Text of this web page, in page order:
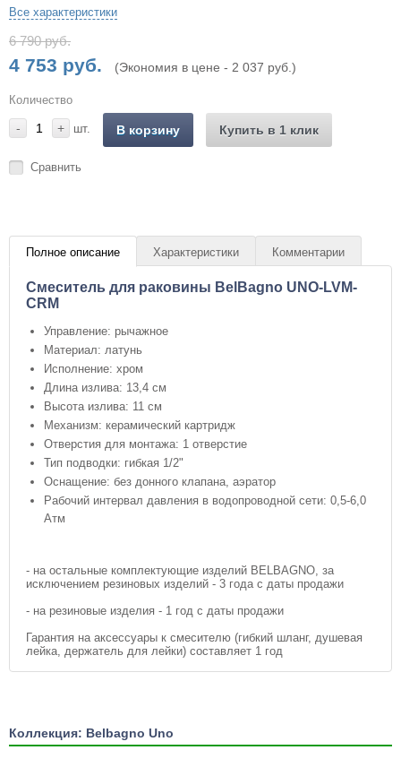
Все характеристики
6 790 руб.
4 753 руб. (Экономия в цене - 2 037 руб.)
Количество
- + шт. В корзину Купить в 1 клик
Сравнить
Полное описание Характеристики Комментарии
Смеситель для раковины BelBagno UNO-LVM-
CRM
Управление: рычажное
Материал: латунь
Исполнение: хром
Длина излива: 13,4 см
Высота излива: 11 см
Механизм: керамический картридж
Отверстия для монтажа: 1 отверстие
Тип подводки: гибкая 1/2"
Оснащение: без донного клапана, аэратор
Рабочий интервал давления в водопроводной сети: 0,5-6,0
Атм
- на остальные комплектующие изделий BELBAGNO, за
исключением резиновых изделий - 3 года с даты продажи
- на резиновые изделия - 1 год с даты продажи
Гарантия на аксессуары к смесителю (гибкий шланг, душевая
лейка, держатель для лейки) составляет 1 год
Коллекция: Belbagno Uno